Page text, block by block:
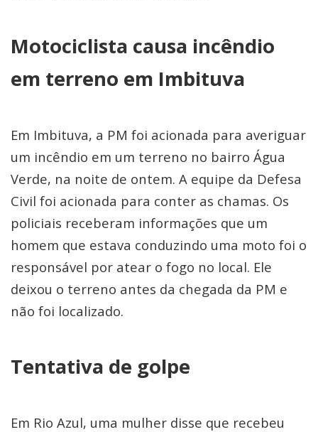
Motociclista causa incêndio
em terreno em Imbituva
Em Imbituva, a PM foi acionada para averiguar
um incêndio em um terreno no bairro Água
Verde, na noite de ontem. A equipe da Defesa
Civil foi acionada para conter as chamas. Os
policiais receberam informações que um
homem que estava conduzindo uma moto foi o
responsável por atear o fogo no local. Ele
deixou o terreno antes da chegada da PM e
não foi localizado.
Tentativa de golpe
Em Rio Azul, uma mulher disse que recebeu